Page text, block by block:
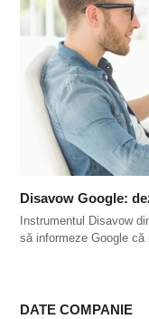
Disavow Google:
Instrumentul Disavow
să informeze Google
DATE COMPANIE